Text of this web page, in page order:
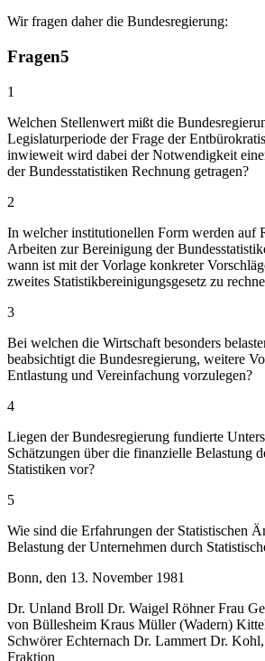
Wir fragen daher die Bundesregierung:
Fragen5
1
Welchen Stellenwert mißt die
Legislaturperiode der Frage der
inwieweit wird dabei der Notwendigkeit
der Bundesstatistiken Rechnung getragen?
2
In welcher institutionellen Form werden auf
Arbeiten zur Bereinigung der
wann ist mit der Vorlage konkreter
zweites Statistikbereinigungsgesetz zu
3
Bei welchen die Wirtschaft besonders
beabsichtigt die Bundesregierung, weitere
Entlastung und Vereinfachung vorzulegen?
4
Liegen der Bundesregierung fundierte
Schätzungen über die finanzielle Belastung
Statistiken vor?
5
Wie sind die Erfahrungen der Statistischen
Belastung der Unternehmen durch
Bonn, den 13. November 1981
Dr. Unland Broll Dr. Waigel Röhner Frau
von Büllesheim Kraus Müller (Wadern)
Schwörer Echternach Dr. Lammert Dr.
Fraktion